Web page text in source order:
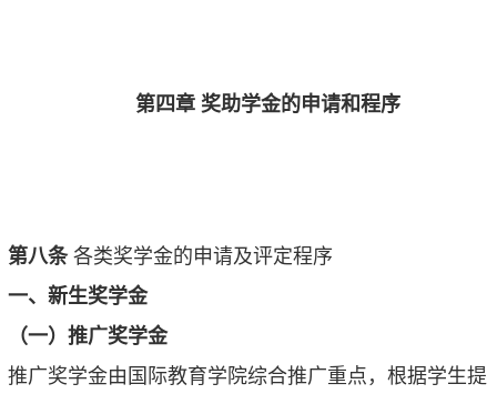
第四章 奖助学金的申请和程序
第八条 各类奖学金的申请及评定程序
一、新生奖学金
（一）推广奖学金
推广奖学金由国际教育学院综合推广重点，根据学生提